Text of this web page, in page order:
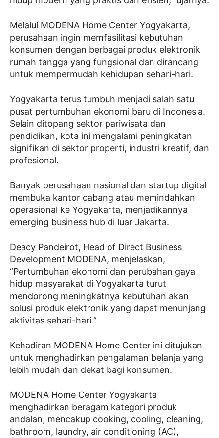
Melalui MODENA Home Center Yogyakarta,
perusahaan ingin memfasilitasi kebutuhan
konsumen dengan berbagai produk elektronik
rumah tangga yang fungsional dan dirancang
untuk mempermudah kehidupan sehari-hari.
Yogyakarta terus tumbuh menjadi salah satu
pusat pertumbuhan ekonomi baru di Indonesia.
Selain ditopang sektor pariwisata dan
pendidikan, kota ini mengalami peningkatan
signifikan di sektor properti, industri kreatif, dan
profesional.
Banyak perusahaan nasional dan startup digital
membuka kantor cabang atau memindahkan
operasional ke Yogyakarta, menjadikannya
emerging business hub di luar Jakarta.
Deacy Pandeirot, Head of Direct Business
Development MODENA, menjelaskan,
“Pertumbuhan ekonomi dan perubahan gaya
hidup masyarakat di Yogyakarta turut
mendorong meningkatnya kebutuhan akan
solusi produk elektronik yang dapat menunjang
aktivitas sehari-hari.”
Kehadiran MODENA Home Center ini ditujukan
untuk menghadirkan pengalaman belanja yang
lebih mudah dan dekat bagi konsumen.
MODENA Home Center Yogyakarta
menghadirkan beragam kategori produk
andalan, mencakup cooking, cooling, cleaning,
bathroom, laundry, air conditioning (AC),